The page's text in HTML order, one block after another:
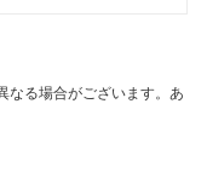
なる場合がございます。あ